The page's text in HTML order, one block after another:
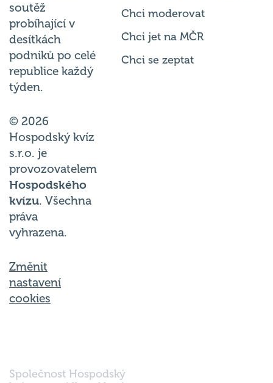
soutěž
probíhající v
desítkách
podniků po celé
republice každý
týden.
© 2026
Hospodský kvíz
s.r.o. je
provozovatelem
Hospodského
kvízu. Všechna
práva
vyhrazena.
Změnit
nastavení
cookies
Chci moderovat
Chci jet na MČR
Chci se zeptat
Společnost Hospodský